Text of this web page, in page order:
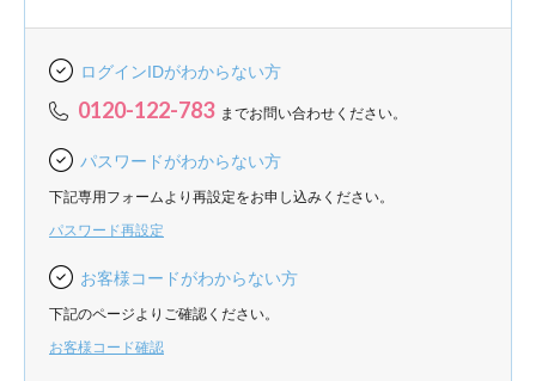
ログインIDがわからない方
0120-122-783 までお問い合わせください。
パスワードがわからない方
下記専用フォームより再設定をお申し込みください。
パスワード再設定
お客様コードがわからない方
下記のページよりご確認ください。
お客様コード確認